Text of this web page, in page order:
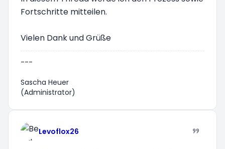
Fortschritte mitteilen.
Vielen Dank und Grüße
---
Sascha Heuer
(Administrator)
Levoflox26